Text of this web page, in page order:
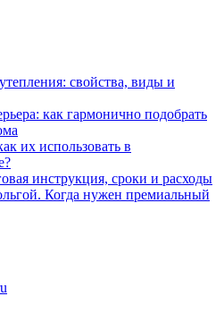
свойства, виды и
как гармонично подобрать
их использовать в
инструкция, сроки и расходы
Когда нужен премиальный